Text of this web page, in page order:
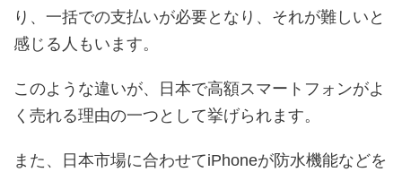
り、一括での支払いが必要となり、それが難しいと
感じる人もいます。
このような違いが、日本で高額スマートフォンがよ
く売れる理由の一つとして挙げられます。
また、日本市場に合わせてiPhoneが防水機能などを